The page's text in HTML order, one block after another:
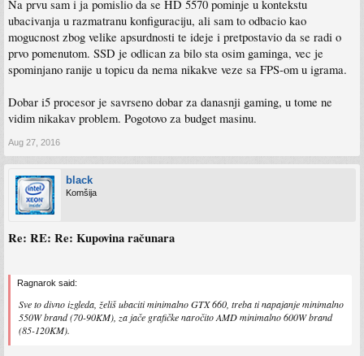
Na prvu sam i ja pomislio da se HD 5570 pominje u kontekstu
ubacivanja u razmatranu konfiguraciju, ali sam to odbacio kao
mogucnost zbog velike apsurdnosti te ideje i pretpostavio da se radi o
prvo pomenutom. SSD je odlican za bilo sta osim gaminga, vec je
spominjano ranije u topicu da nema nikakve veze sa FPS-om u igrama.
Dobar i5 procesor je savrseno dobar za danasnji gaming, u tome ne
vidim nikakav problem. Pogotovo za budget masinu.
Aug 27, 2016
black
Komšija
Re: RE: Re: Kupovina računara
Ragnarok said:
Sve to divno izgleda, želiš ubaciti minimalno GTX 660, treba ti napajanje minimalno
550W brand (70-90KM), za jače grafičke naročito AMD minimalno 600W brand
(85-120KM).